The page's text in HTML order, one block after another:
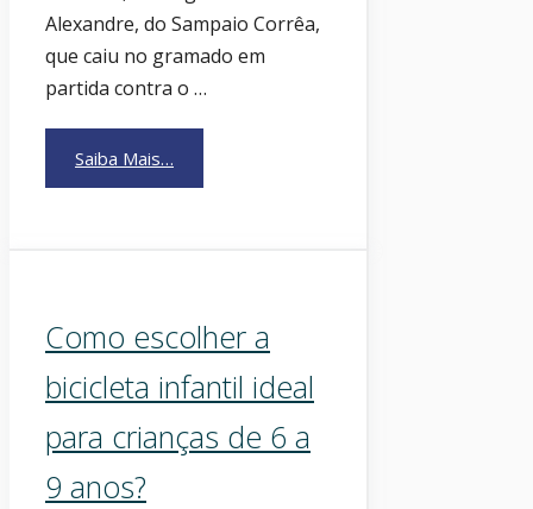
Alexandre, do Sampaio Corrêa,
que caiu no gramado em
partida contra o …
Saiba Mais…
Como escolher a
bicicleta infantil ideal
para crianças de 6 a
9 anos?